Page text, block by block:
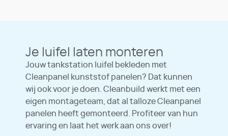
Je luifel laten monteren
Jouw tankstation luifel bekleden met
Cleanpanel kunststof panelen? Dat kunnen
wij ook voor je doen. Cleanbuild werkt met een
eigen montageteam, dat al talloze Cleanpanel
panelen heeft gemonteerd. Profiteer van hun
ervaring en laat het werk aan ons over!